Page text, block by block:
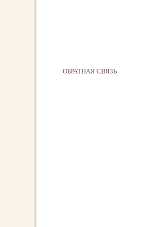
ОБРАТНАЯ СВЯЗЬ